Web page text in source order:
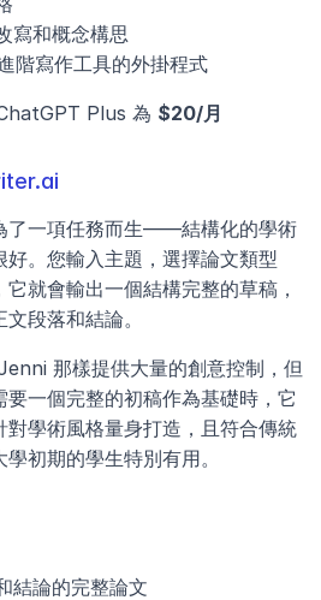
寫和概念構思
階寫作工具的外掛程式
Plus 為 $20/月
了一項任務而生——結構化的學術
。您輸入主題，選擇論文類型
它就會輸出一個結構完整的草稿，
段落和結論。
那樣提供大量的創意控制，但
一個完整的初稿作為基礎時，它
學術風格量身打造，且符合傳統
初期的學生特別有用。
結論的完整論文